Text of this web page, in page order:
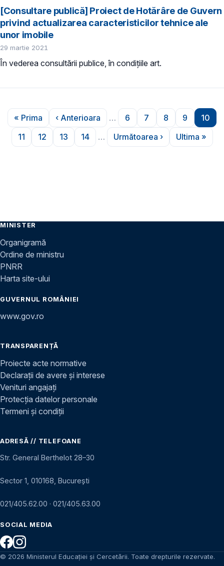
[Consultare publică] Proiect de Hotărâre de Guvern
privind actualizarea caracteristicilor tehnice ale
unor imobile
29 martie 2021
În vederea consultării publice, în condiţiile art.
Paginare
Prima pagină
« Prima
Pagina anterioară
‹ Anterioara …
Pagina
6
Pagina
7
Pagina
8
Pagina
9 10
Pagina
11
Pagina
12
Pagina
13
Pagina
14 …
Pagina următoare
Următoarea ›
Ultima
Ultima »
MINISTER
Organigramă
Ordine de ministru
PNRR
Harta site-ului
GUVERNUL ROMÂNIEI
www.gov.ro
TRANSPARENȚĂ
Proiecte acte normative
Declarații de avere și interese
Venituri angajați
Protecția datelor personale
Termeni și condiții
ADRESĂ // TELEFOANE
Str. General Berthelot 28–30
Sector 1, 010168, București
021/405.62.00 · 021/405.63.00
SOCIAL MEDIA
© 2026 Ministerul Educației și Cercetării. Toate drepturile rezervate.